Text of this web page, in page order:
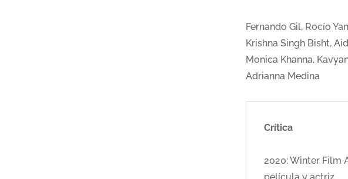
Fernando Gil, Rocío
Krishna Singh Bisht,
Monica Khanna,
Adrianna Medina
Crítica
2020: Winter Film